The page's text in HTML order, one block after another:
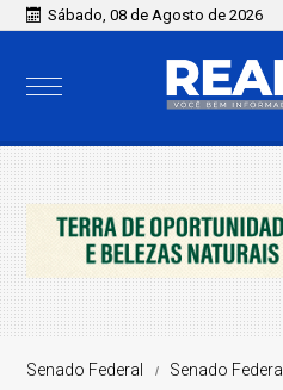
Sábado, 08 de Agosto de 2026
Senado Federal Senado Federal